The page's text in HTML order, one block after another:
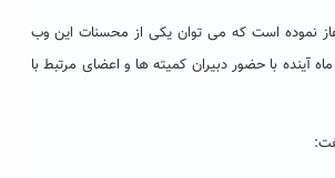
نموده است که می توان یکی از محسنات این وب
آینده با حضور دبیران کمیته ها و اعضای مرتبط با